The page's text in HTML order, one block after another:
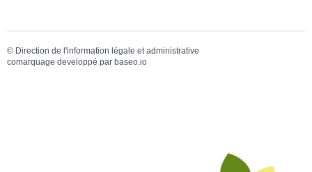
© Direction de l'information légale et administrative
comarquage developpé par baseo.io